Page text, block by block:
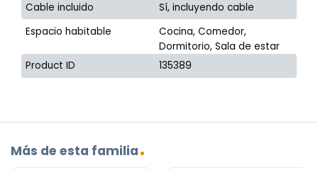
Cable incluido
Sí, incluyendo cable
Espacio habitable
Cocina, Comedor,
Dormitorio, Sala de estar
Product ID
135389
Más de esta familia